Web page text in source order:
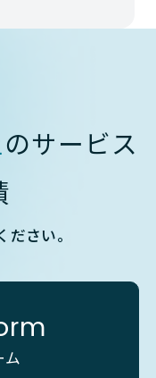
のサービス
さい。